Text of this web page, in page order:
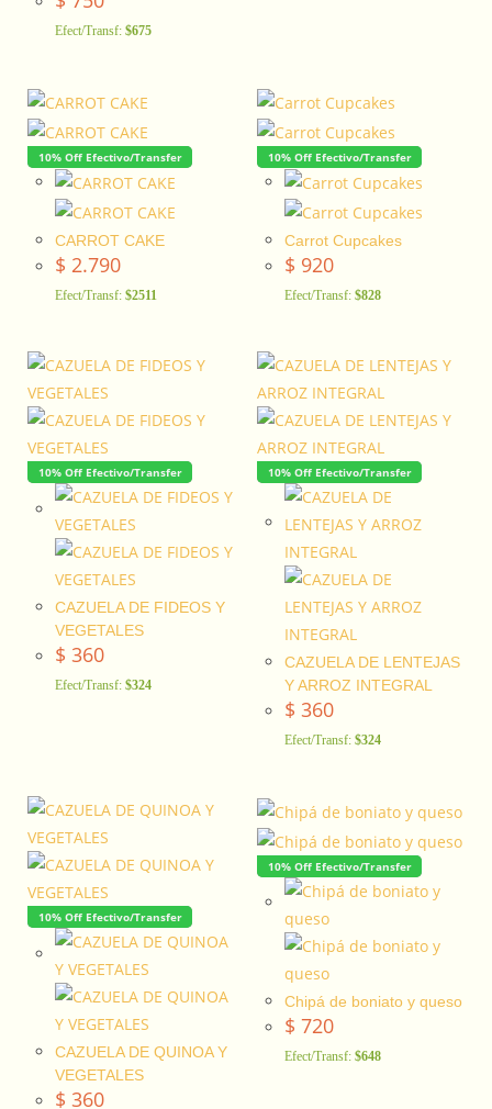
Efect/Transf: $675
10% Off Efectivo/Transfer
CARROT CAKE
$ 2.790
Efect/Transf: $2511
10% Off Efectivo/Transfer
Carrot Cupcakes
$ 920
Efect/Transf: $828
10% Off Efectivo/Transfer
CAZUELA DE FIDEOS Y
VEGETALES
$ 360
Efect/Transf: $324
10% Off Efectivo/Transfer
CAZUELA DE LENTEJAS
Y ARROZ INTEGRAL
$ 360
Efect/Transf: $324
10% Off Efectivo/Transfer
CAZUELA DE QUINOA Y
VEGETALES
$ 360
10% Off Efectivo/Transfer
Chipá de boniato y queso
$ 720
Efect/Transf: $648